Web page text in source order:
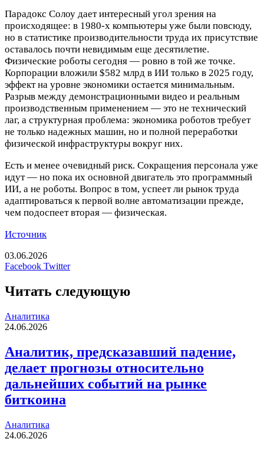
Парадокс Солоу дает интересный угол зрения на
происходящее: в 1980-х компьютеры уже были повсюду,
но в статистике производительности труда их присутствие
оставалось почти невидимым еще десятилетие.
Физические роботы сегодня — ровно в той же точке.
Корпорации вложили $582 млрд в ИИ только в 2025 году,
эффект на уровне экономики остается минимальным.
Разрыв между демонстрационными видео и реальным
производственным применением — это не технический
лаг, а структурная проблема: экономика роботов требует
не только надежных машин, но и полной переработки
физической инфраструктуры вокруг них.
Есть и менее очевидный риск. Сокращения персонала уже
идут — но пока их основной двигатель это программный
ИИ, а не роботы. Вопрос в том, успеет ли рынок труда
адаптироваться к первой волне автоматизации прежде,
чем подоспеет вторая — физическая.
Источник
03.06.2026
Facebook TwitterLinkedIn
Tumblr
Reddit
Вконтакте
Одноклассники
Skype
Messenger
Messenger
WhatsApp
Telegram
Viber
Line
Печатать
Читать следующую
Аналитика
24.06.2026
Аналитик, предсказавший падение,
делает прогнозы относительно
дальнейших событий на рынке
биткоина
Аналитика
24.06.2026